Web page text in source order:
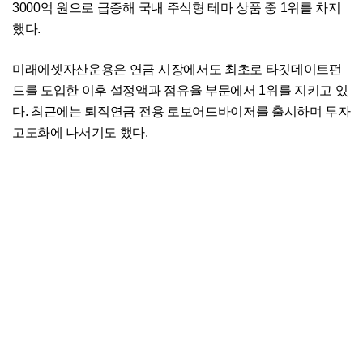
3000억 원으로 급증해 국내 주식형 테마 상품 중 1위를 차지
했다.
미래에셋자산운용은 연금 시장에서도 최초로 타깃데이트펀
드를 도입한 이후 설정액과 점유율 부문에서 1위를 지키고 있
다. 최근에는 퇴직연금 전용 로보어드바이저를 출시하며 투자
고도화에 나서기도 했다.